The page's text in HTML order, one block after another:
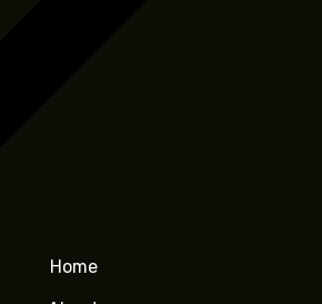
Home